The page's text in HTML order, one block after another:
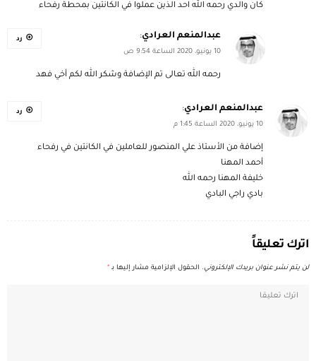
كان والدي رحمه الله احد الذين عملوا في الكانتين بمحطة رفحاء
عبدالمنعم العرادي:
10 يونيو، 2020 الساعة 9:54 ص
رحمه الله تعالى تم الإضافة وشكر الله لكم أخي فهد
رد
عبدالمنعم العرادي:
10 يونيو، 2020 الساعة 1:45 م
إضافة من الأستاذ علي المنصور للعاملين في الكانتين في رفحاء
أحمد المهنا
خليفة المهنا رحمه الله
بادي راجي البادي
رد
اترك تعليقاً
لن يتم نشر عنوان بريدك الإلكتروني. الحقول الإلزامية مشار إليها بـ *